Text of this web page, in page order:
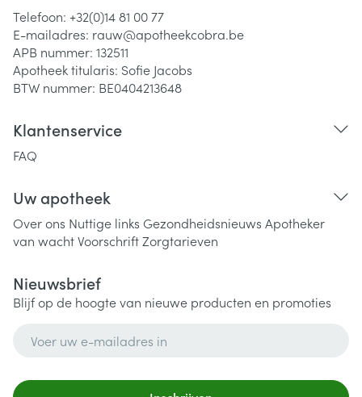
Telefoon: +32(0)14 81 00 77
E-mailadres: rauw@apotheekcobra.be
APB nummer: 132511
Apotheek titularis: Sofie Jacobs
BTW nummer: BE0404213648
Klantenservice
FAQ
Uw apotheek
Over ons Nuttige links Gezondheidsnieuws Apotheker
van wachtVoorschriftZorgtarieven
Nieuwsbrief
Blijf op de hoogte van nieuwe producten en promoties